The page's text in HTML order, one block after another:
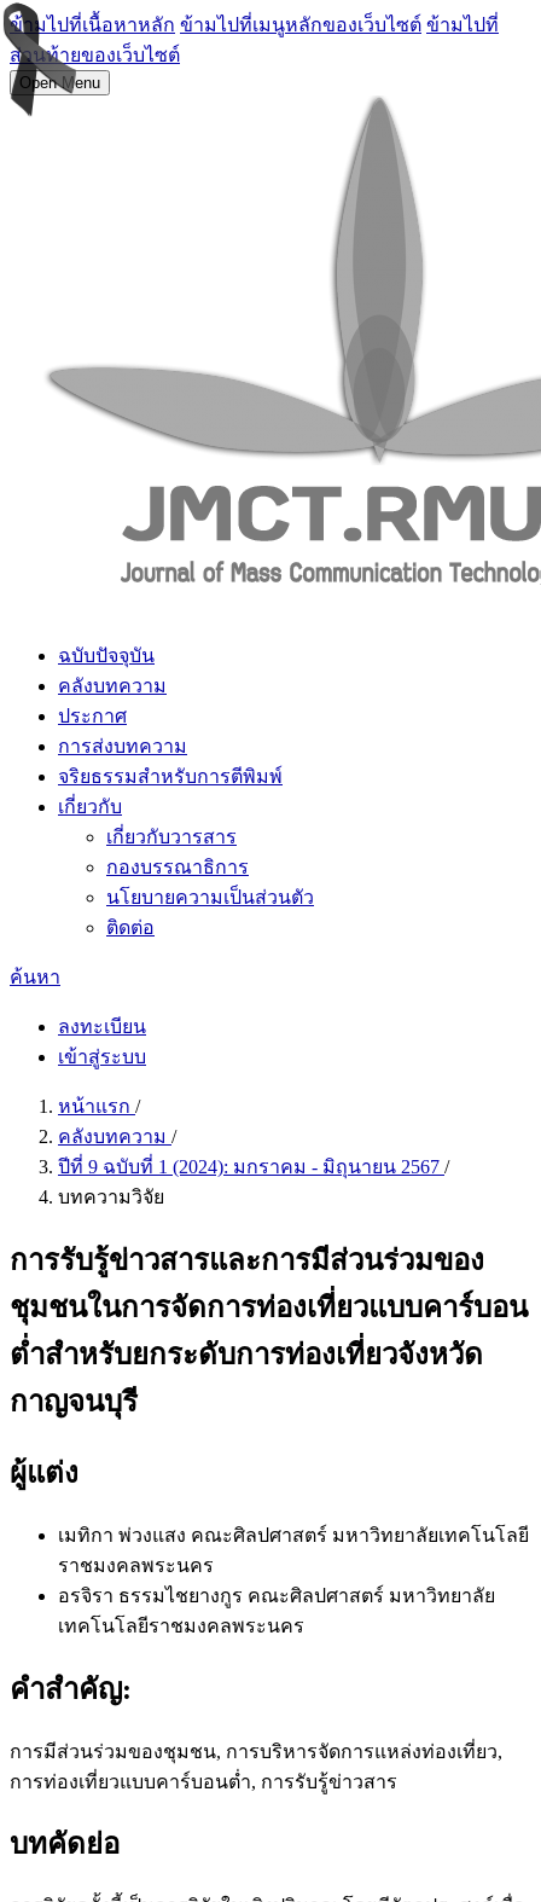
ข้ามไปที่เนื้อหาหลัก ข้ามไปที่เมนูหลักของเว็บไซต์ ข้ามไปที่
ส่วนท้ายของเว็บไซต์
Open Menu
ฉบับปัจจุบัน
คลังบทความ
ประกาศ
การส่งบทความ
จริยธรรมสำหรับการตีพิมพ์
เกี่ยวกับ
เกี่ยวกับวารสาร
กองบรรณาธิการ
นโยบายความเป็นส่วนตัว
ติดต่อ
ค้นหา
ลงทะเบียน
เข้าสู่ระบบ
หน้าแรก /
คลังบทความ /
ปีที่ 9 ฉบับที่ 1 (2024): มกราคม - มิถุนายน 2567 /
บทความวิจัย
การรับรู้ข่าวสารและการมีส่วนร่วมของ
ชุมชนในการจัดการท่องเที่ยวแบบคาร์บอน
ต่ำสำหรับยกระดับการท่องเที่ยวจังหวัด
กาญจนบุรี
ผู้แต่ง
เมทิกา พ่วงแสง คณะศิลปศาสตร์ มหาวิทยาลัยเทคโนโลยี
ราชมงคลพระนคร
อรจิรา ธรรมไชยางกูร คณะศิลปศาสตร์ มหาวิทยาลัย
เทคโนโลยีราชมงคลพระนคร
คำสำคัญ:
การมีส่วนร่วมของชุมชน, การบริหารจัดการแหล่งท่องเที่ยว,
การท่องเที่ยวแบบคาร์บอนต่ำ, การรับรู้ข่าวสาร
บทคัดย่อ